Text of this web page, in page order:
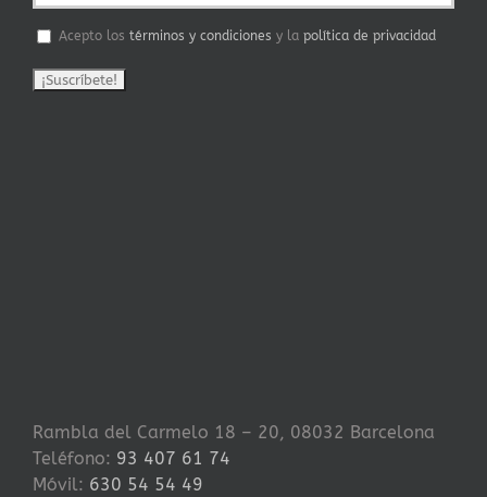
Acepto los términos y condiciones y la política de privacidad
Rambla del Carmelo 18 – 20, 08032 Barcelona
Teléfono: 93 407 61 74
Móvil: 630 54 54 49